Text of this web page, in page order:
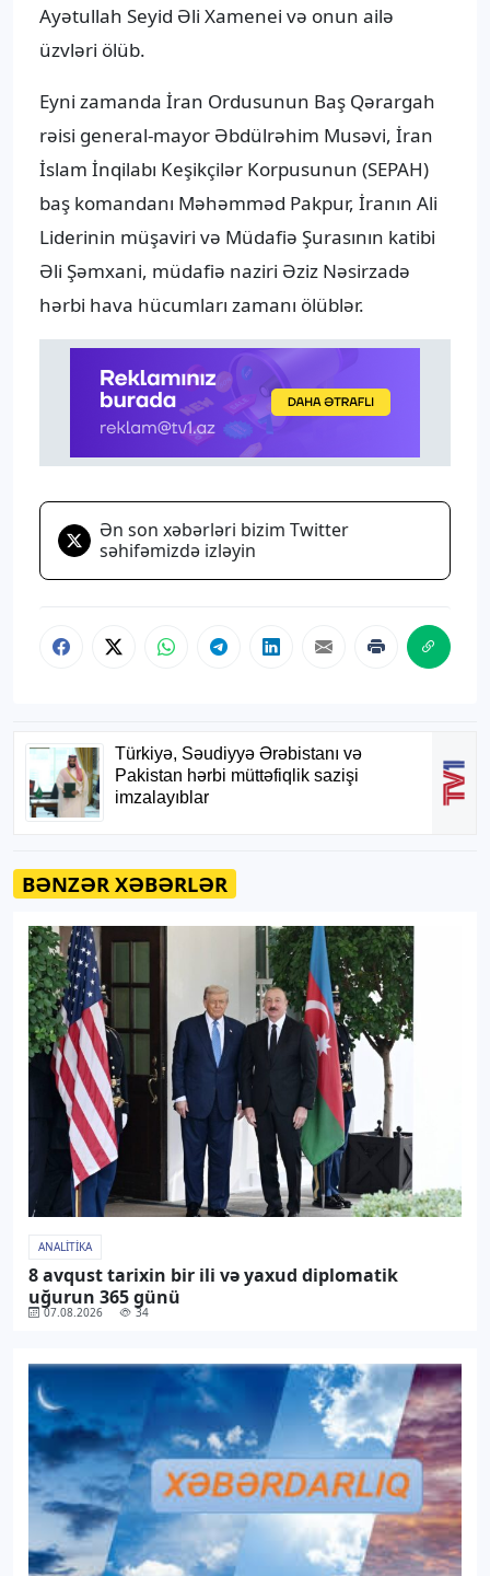
Ayətullah Seyid Əli Xamenei və onun ailə
üzvləri ölüb.
Eyni zamanda İran Ordusunun Baş Qərargah
rəisi general-mayor Əbdülrəhim Musəvi, İran
İslam İnqilabı Keşikçilər Korpusunun (SEPAH)
baş komandanı Məhəmməd Pakpur, İranın Ali
Liderinin müşaviri və Müdafiə Şurasının katibi
Əli Şəmxani, müdafiə naziri Əziz Nəsirzadə
hərbi hava hücumları zamanı ölüblər.
Ən son xəbərləri bizim Twitter
səhifəmizdə izləyin
BƏNZƏR XƏBƏRLƏR
ANALITIKA
8 avqust tarixin bir ili və yaxud diplomatik
uğurun 365 günü
07.08.2026 34